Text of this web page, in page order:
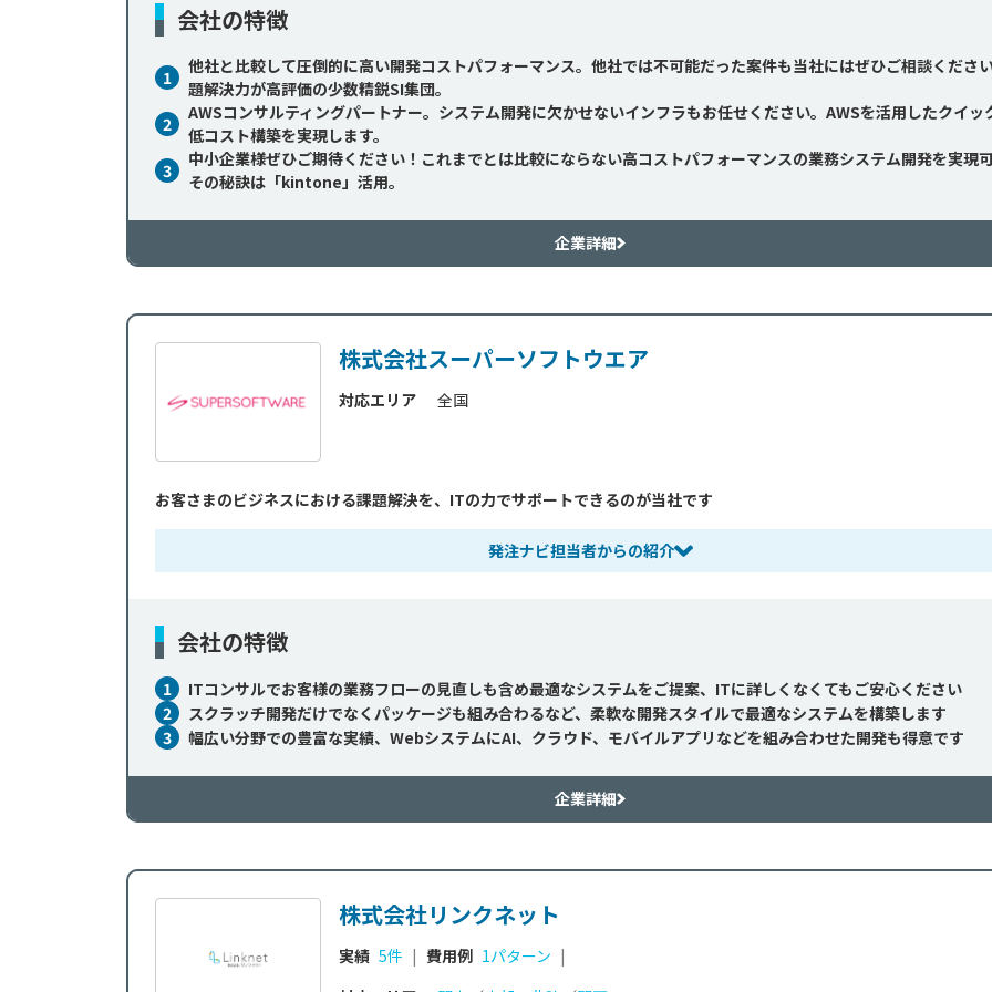
会社の特徴
1
他社と比較して圧倒的に高い開発コストパフォーマンス。他社では不可能だった案件も当社にはぜひご相談くださ
題解決力が高評価の少数精鋭SI集団。
2
AWSコンサルティングパートナー。システム開発に欠かせないインフラもお任せください。AWSを活用したクイッ
低コスト構築を実現します。
3
中小企業様ぜひご期待ください！これまでとは比較にならない高コストパフォーマンスの業務システム開発を実現可
その秘訣は「kintone」活用。
企業詳細
株式会社スーパーソフトウエア
対応エリア 全国
お客さまのビジネスにおける課題解決を、ITの力でサポートできるのが当社です
発注ナビ担当者からの紹介
会社の特徴
1
ITコンサルでお客様の業務フローの見直しも含め最適なシステムをご提案、ITに詳しくなくてもご安心ください
2
スクラッチ開発だけでなくパッケージも組み合わるなど、柔軟な開発スタイルで最適なシステムを構築します
3
幅広い分野での豊富な実績、WebシステムにAI、クラウド、モバイルアプリなどを組み合わせた開発も得意です
企業詳細
株式会社リンクネット
実績 5件 | 費用例 1パターン |